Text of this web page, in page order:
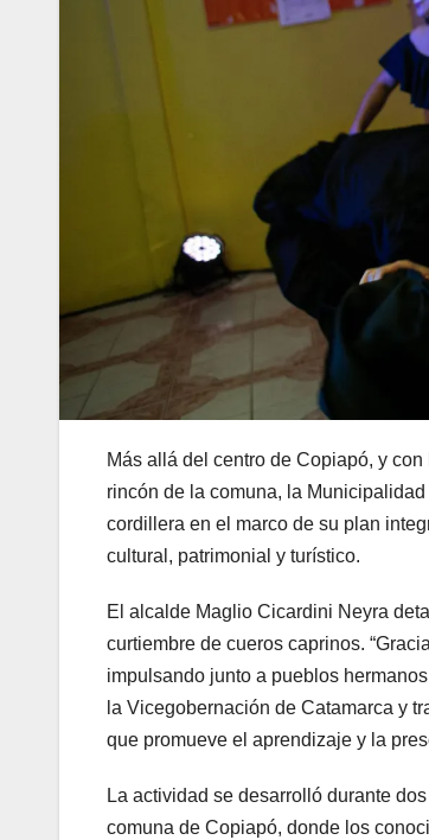
Más allá del centro de Copiapó, y
rincón de la comuna, la
cordillera en el marco de su plan
cultural, patrimonial y turístico.
El alcalde Maglio Cicardini Neyra
curtiembre de cueros caprinos.
impulsando junto a pueblos
la Vicegobernación de Catamarca y
que promueve el aprendizaje y la
La actividad se desarrolló durante
comuna de Copiapó, donde los